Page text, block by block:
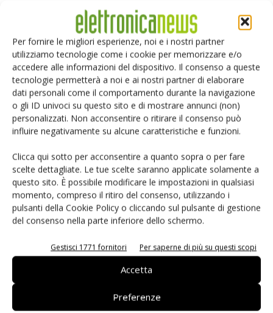
Per fornire le migliori esperienze, noi e i nostri partner
utilizziamo tecnologie come i cookie per memorizzare e/o
accedere alle informazioni del dispositivo. Il consenso a queste
tecnologie permetterà a noi e ai nostri partner di elaborare
dati personali come il comportamento durante la navigazione
o gli ID univoci su questo sito e di mostrare annunci (non)
personalizzati. Non acconsentire o ritirare il consenso può
influire negativamente su alcune caratteristiche e funzioni.
Clicca qui sotto per acconsentire a quanto sopra o per fare
scelte dettagliate. Le tue scelte saranno applicate solamente a
questo sito. È possibile modificare le impostazioni in qualsiasi
momento, compreso il ritiro del consenso, utilizzando i
pulsanti della Cookie Policy o cliccando sul pulsante di gestione
del consenso nella parte inferiore dello schermo.
Gestisci 1771 fornitori Per saperne di più su questi scopi
Accetta
Preferenze
Salva il mio nome, email e sito web in questo browser per i